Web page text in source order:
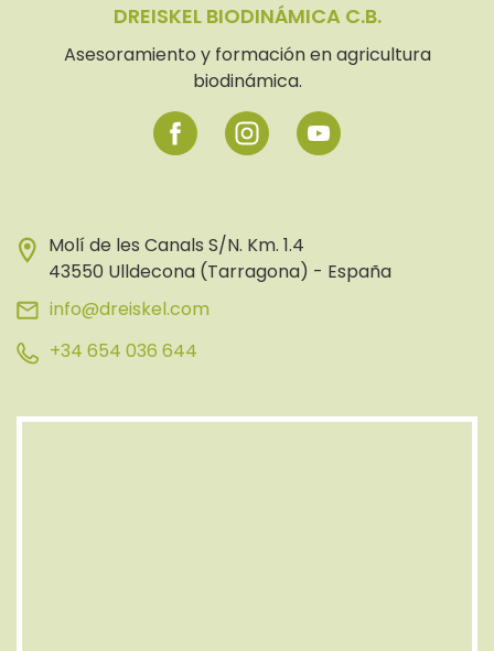
DREISKEL BIODINÁMICA C.B.
Asesoramiento y formación en agricultura
biodinámica.
Molí de les Canals S/N. Km. 1.4
43550 Ulldecona (Tarragona) - España
info@dreiskel.com
+34 654 036 644